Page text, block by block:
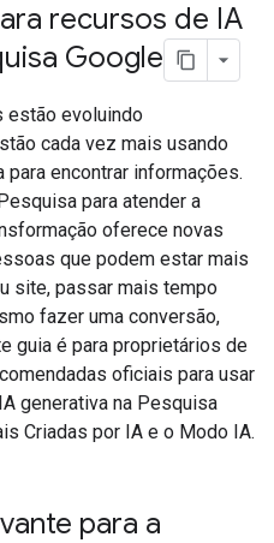
recursos de IA
Google
estão evoluindo
cada vez mais usando
encontrar informações.
para atender a
oferece novas
que podem estar mais
site, passar mais tempo
fazer uma conversão,
guia é para proprietários de
oficiais para usar
generativa na Pesquisa
Criadas por IA e o Modo IA.
para a